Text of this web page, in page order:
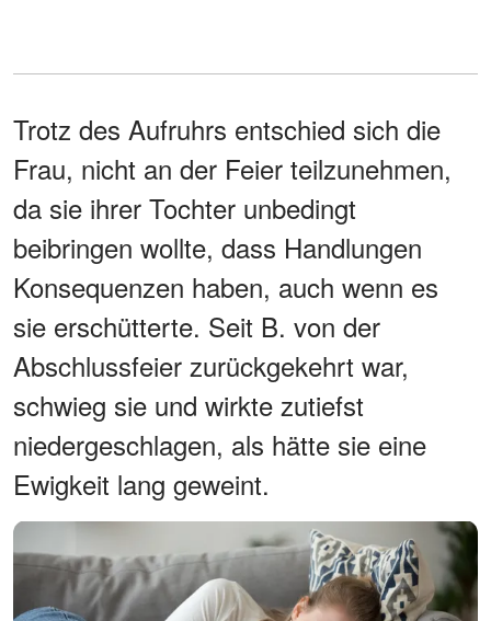
Trotz des Aufruhrs entschied sich die
Frau, nicht an der Feier teilzunehmen,
da sie ihrer Tochter unbedingt
beibringen wollte, dass Handlungen
Konsequenzen haben, auch wenn es
sie erschütterte. Seit B. von der
Abschlussfeier zurückgekehrt war,
schwieg sie und wirkte zutiefst
niedergeschlagen, als hätte sie eine
Ewigkeit lang geweint.